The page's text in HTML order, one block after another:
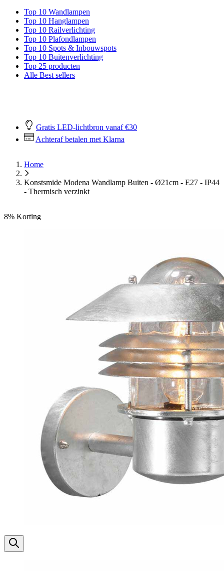
Top 10 Wandlampen
Top 10 Hanglampen
Top 10 Railverlichting
Top 10 Plafondlampen
Top 10 Spots & Inbouwspots
Top 10 Buitenverlichting
Top 25 producten
Alle Best sellers
Gratis LED-lichtbron vanaf €30
Achteraf betalen met Klarna
Home
Konstsmide Modena Wandlamp Buiten - Ø21cm - E27 - IP44
- Thermisch verzinkt
8% Korting